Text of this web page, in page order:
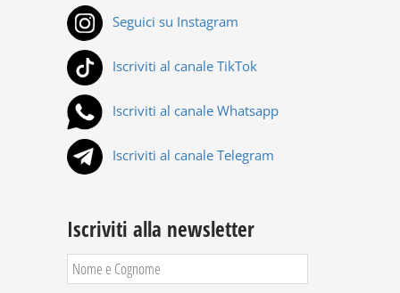
Seguici su Instagram
Iscriviti al canale TikTok
Iscriviti al canale Whatsapp
Iscriviti al canale Telegram
Iscriviti alla newsletter